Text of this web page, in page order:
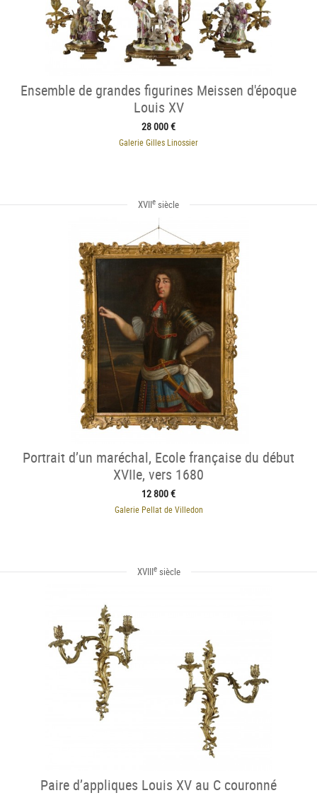
Ensemble de grandes figurines Meissen d'époque
Louis XV
28 000 €
Galerie Gilles Linossier
XVIIe siècle
Portrait d’un maréchal, Ecole française du début
XVIIe, vers 1680
12 800 €
Galerie Pellat de Villedon
XVIIIesiècle
Paire d’appliques Louis XV au C couronné